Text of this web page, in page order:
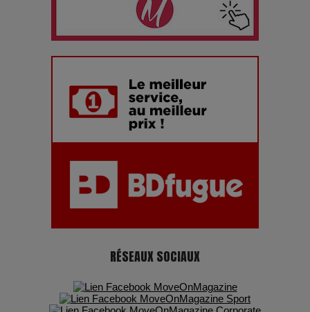
Les dessous de la fast fashion : un désastre écologique en
7 Techniques Secrètes des Photographes de Stars
Adieu Jean-Pat : rire au bord du précipice
Pharaonic Festival 2025 : 10 ans d’électro sous les
montagnes, une fête à ne pas manquer
RÉSEAUX SOCIAUX